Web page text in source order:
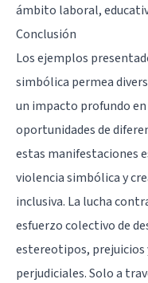
ámbito laboral,
Conclusión
Los ejemplos
simbólica permea
un impacto profundo
oportunidades de
estas manifestaciones
violencia simbólica y
inclusiva. La lucha
esfuerzo colectivo de
estereotipos,
perjudiciales. Solo a